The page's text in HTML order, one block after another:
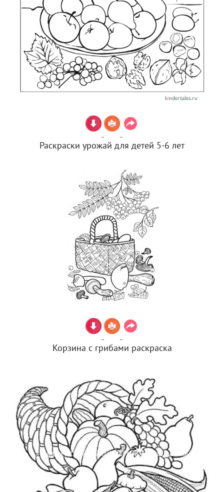
Раскраски урожай для детей 5-6 лет
Корзина с грибами раскраска